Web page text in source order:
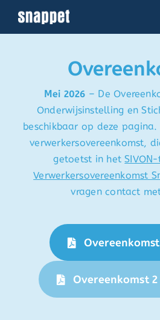
naar
Mei 2026 – De
Onderwijsinstelling en
beschikbaar op deze
verwerkersovereenkomst,
getoetst in het
Verwerkersovereenkomst
vragen contact
Overeenkomst